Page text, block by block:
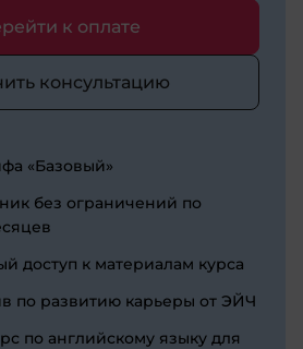
к оплате
консультацию
«Базовый»
без ограничений по
доступ к материалам курса
по развитию карьеры от ЭЙЧ
по английскому языку для